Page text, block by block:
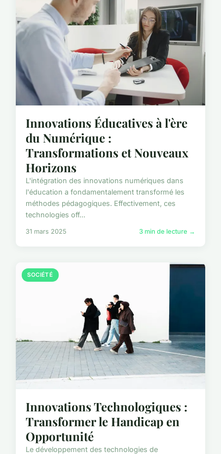
Innovations Éducatives à l'ère
du Numérique :
Transformations et Nouveaux
Horizons
L'intégration des innovations numériques dans
l'éducation a fondamentalement transformé les
méthodes pédagogiques. Effectivement, ces
technologies off...
31 mars 2025 3 min de lecture →
SOCIÉTÉ
Innovations Technologiques :
Transformer le Handicap en
Opportunité
Le développement des technologies de